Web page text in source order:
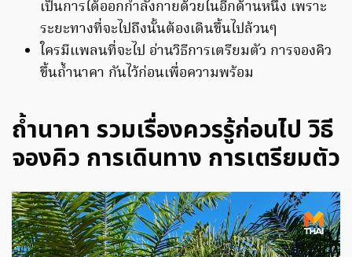
เป็นการได้ออกกำลังกายด้วยในอีกด้านหนึ่ง เพราะ
ระยะทางที่จะไปถึงนั้นต้องเดินขึ้นไปล้วนๆ
ใครมีแพลนที่จะไป อ่านวิธีการเตรียมตัว การจองคิว
ขึ้นถ้ำนาคา กันไว้ก่อนเพื่อความพร้อม
ถ้ำนาคา รวมเรื่องควรรู้ก่อนไป วิธี
จองคิว การเดินทาง การเตรียมตัว